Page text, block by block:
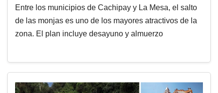
Entre los municipios de Cachipay y La Mesa, el salto
de las monjas es uno de los mayores atractivos de la
zona. El plan incluye desayuno y almuerzo